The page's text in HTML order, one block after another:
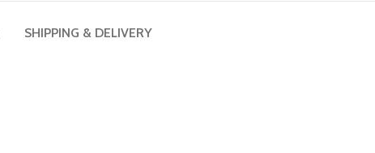
SHIPPING & DELIVERY